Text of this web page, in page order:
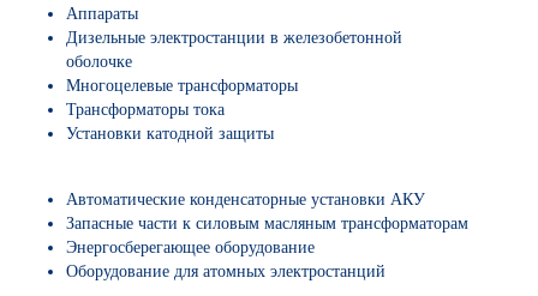
Аппараты
Дизельные электростанции в железобетонной
оболочке
Многоцелевые трансформаторы
Трансформаторы тока
Установки катодной защиты
Автоматические конденсаторные установки АКУ
Запасные части к силовым масляным трансформаторам
Энергосберегающее оборудование
Оборудование для атомных электростанций